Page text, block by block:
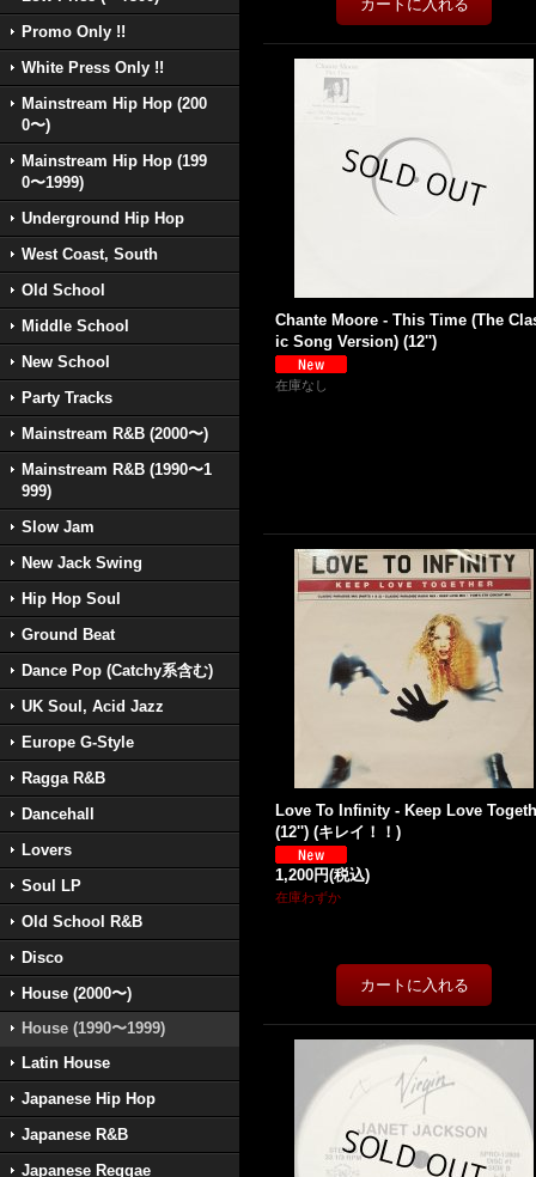
Promo Only !!
White Press Only !!
Mainstream Hip Hop (200
0〜)
Mainstream Hip Hop (199
0〜1999)
Underground Hip Hop
West Coast, South
Old School
Middle School
New School
Party Tracks
Mainstream R&B (2000〜)
Mainstream R&B (1990〜1
999)
Slow Jam
New Jack Swing
Hip Hop Soul
Ground Beat
Dance Pop (Catchy系含む)
UK Soul, Acid Jazz
Europe G-Style
Ragga R&B
Dancehall
Lovers
Soul LP
Old School R&B
Disco
House (2000〜)
House (1990〜1999)
Latin House
Japanese Hip Hop
Japanese R&B
Japanese Reggae
Chante Moore - This Time (The
ic Song Version) (12'')
在庫なし
Love To Infinity - Keep Love
(12'') (キレイ！！)
1,200円(税込)
在庫わずか